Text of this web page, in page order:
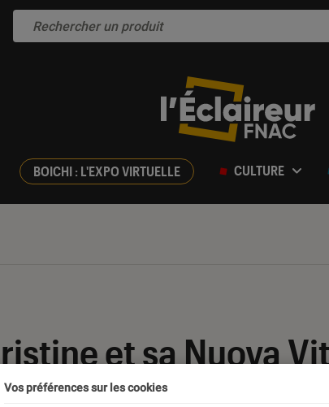
BOICHI : L'EXPO VIRTUELLE CULTURE
et sa Nuova
Vos préférences sur les cookies